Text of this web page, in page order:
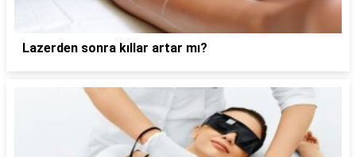
Lazerden sonra kıllar artar mı?